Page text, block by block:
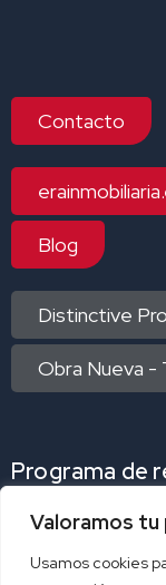
Valoramos tu
Usamos cookies
Contacto
Blog
Distinctive
Obra Nueva -
Programa de
Programa de